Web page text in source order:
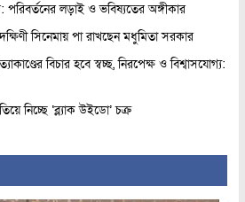
লড়াই ও ভবিষ্যতের অঙ্গীকার
সিনেমায় পা রাখছেন মধুমিতা সরকার
বিচার হবে স্বচ্ছ, নিরপেক্ষ ও বিশ্বাসযোগ্য:
নিচ্ছে ‘ব্ল্যাক উইডো’ চক্র